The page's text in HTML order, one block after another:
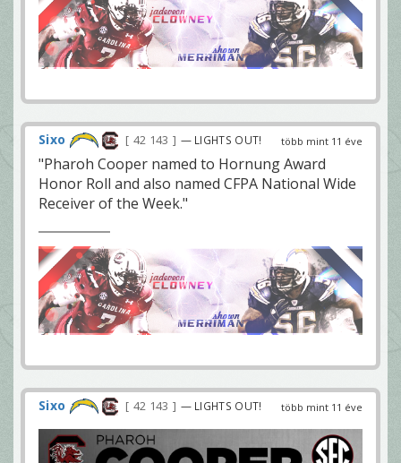
több mint 11 éve
Sixo 42 143 — LIGHTS OUT!
"Pharoh Cooper named to Hornung Award
Honor Roll and also named CFPA National Wide
Receiver of the Week."
több mint 11 éve
Sixo 42 143 — LIGHTS OUT!